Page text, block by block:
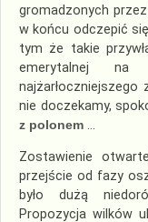
gromadzonych
w końcu odczepić
tym że takie
emerytalnej
nie doczekamy,
z polonem …
Zostawienie
przejście od fazy
było dużą
Propozycja wilków